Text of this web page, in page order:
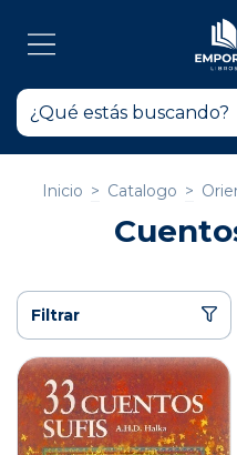
Inicio > Catalogo >
Filtrar